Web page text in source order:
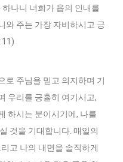
나니 너희가 욥의 인내를
와 주는 가장 자비하시고 긍
로 주님을 믿고 의지하며 기
우리를 긍휼히 여기시고,
하시는 분이시기에, 나를
것을 기대합니다. 매일의
고 나의 내면을 솔직하게